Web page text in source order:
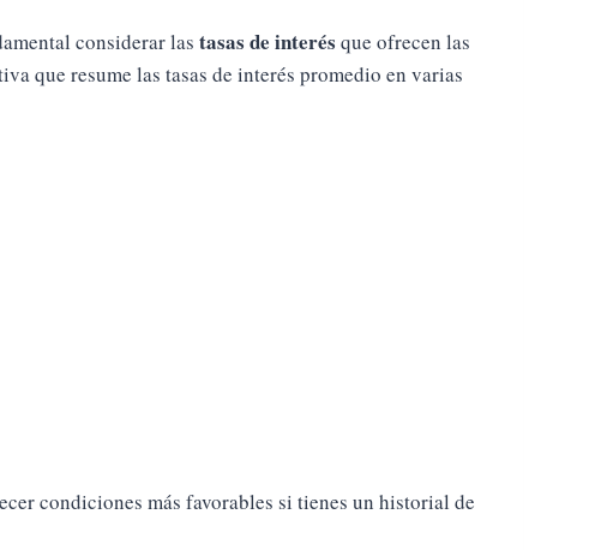
considerar las tasas de interés que ofrecen las
que resume las tasas de interés promedio en varias
condiciones más favorables si tienes un historial de